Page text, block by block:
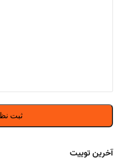
آخرین توییت